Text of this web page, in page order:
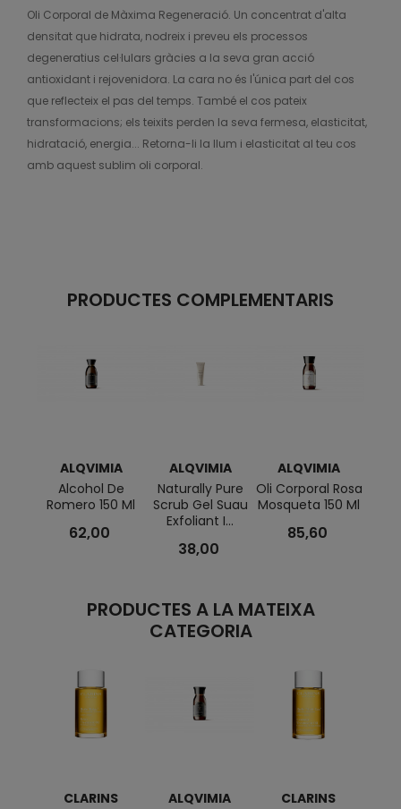
Oli Corporal de Màxima Regeneració. Un concentrat d'alta
densitat que hidrata, nodreix i preveu els processos
degeneratius cel·lulars gràcies a la seva gran acció
antioxidant i rejovenidora. La cara no és l'única part del cos
que reflecteix el pas del temps. També el cos pateix
transformacions; els teixits perden la seva fermesa, elasticitat,
hidratació, energia... Retorna-li la llum i elasticitat al teu cos
amb aquest sublim oli corporal.
PRODUCTES COMPLEMENTARIS
ALQVIMIA
Alcohol De
Romero 150 Ml
62,00
ALQVIMIA
Naturally Pure
Scrub Gel Suau
Exfoliant I...
38,00
ALQVIMIA
Oli Corporal Rosa
Mosqueta 150 Ml
85,60
PRODUCTES A LA MATEIXA
CATEGORIA
CLARINS
ALQVIMIA
CLARINS